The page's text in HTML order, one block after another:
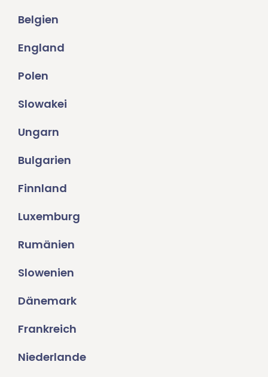
Belgien
England
Polen
Slowakei
Ungarn
Bulgarien
Finnland
Luxemburg
Rumänien
Slowenien
Dänemark
Frankreich
Niederlande